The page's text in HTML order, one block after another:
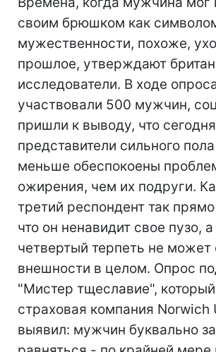
своим брюшком как
мужественности, похоже,
прошлое, утверждают
исследователи. В ходе
участвовали 500 мужчин,
пришли к выводу, что сегодня
представители сильного
меньше обеспокоены
ожирения, чем их подруги.
третий респондент так
что он ненавидит свое пузо,
четвертый терпеть не может
внешности в целом. Опрос
"Мистер тщеславие", который
страховая компания Norwich
выявил: мужчин буквально